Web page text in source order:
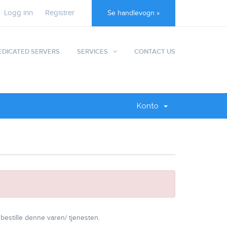
Logg inn Registrer Se handlevogn »
SERVERS SERVICES CONTACT US
Konto
denne varen/ tjenesten.